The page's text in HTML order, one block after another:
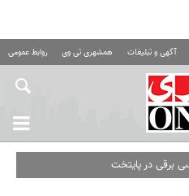
آگهی و تبلیغات همشهری تی وی روابط عمومی